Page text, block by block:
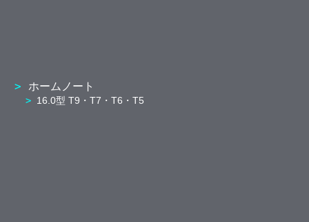
ホームノート
16.0型 T9・T7・T6・T5